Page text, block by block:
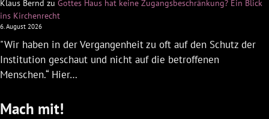
Klaus Bernd zu Gottes Haus hat keine Zugangsbeschränkung? Ein Blick
ins Kirchenrecht
6. August 2026
"Wir haben in der Vergangenheit zu oft auf den Schutz der
Institution geschaut und nicht auf die betroffenen
Menschen.“ Hier…
Mach mit!